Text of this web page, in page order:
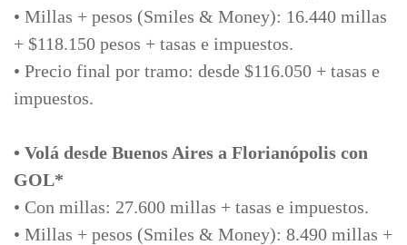
• Millas + pesos (Smiles & Money): 16.440 millas
+ $118.150 pesos + tasas e impuestos.
• Precio final por tramo: desde $116.050 + tasas e
impuestos.
• Volá desde Buenos Aires a Florianópolis con
GOL*
• Con millas: 27.600 millas + tasas e impuestos.
• Millas + pesos (Smiles & Money): 8.490 millas +